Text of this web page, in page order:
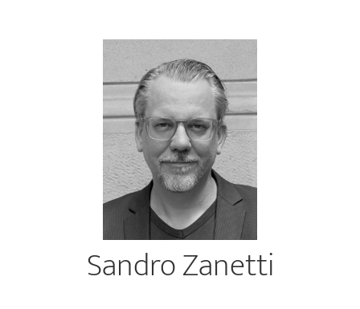
Sandro Zanetti